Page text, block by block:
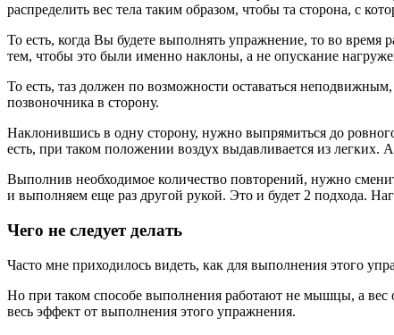
распределить вес тела таким образом, чтобы та сторона, с
То есть, когда Вы будете выполнять упражнение, то во время
тем, чтобы это были именно наклоны, а не опускание
То есть, таз должен по возможности оставаться
позвоночника в сторону.
Наклонившись в одну сторону, нужно выпрямиться до
есть, при таком положении воздух выдавливается из
Выполнив необходимое количество повторений, нужно
и выполняем еще раз другой рукой. Это и будет 2 подхода.
Чего не следует делать
Часто мне приходилось видеть, как для выполнения этого
Но при таком способе выполнения работают не мышцы, а вес
весь эффект от выполнения этого упражнения.